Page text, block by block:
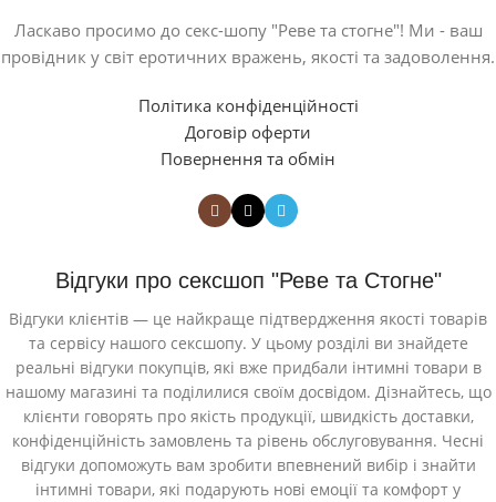
Ласкаво просимо до секс-шопу "Реве та стогне"! Ми - ваш
провідник у світ еротичних вражень, якості та задоволення.
Політика конфіденційності
Договір оферти
Повернення та обмін
Відгуки про сексшоп "Реве та Стогне"
Відгуки клієнтів — це найкраще підтвердження якості товарів
та сервісу нашого сексшопу. У цьому розділі ви знайдете
реальні відгуки покупців, які вже придбали інтимні товари в
нашому магазині та поділилися своїм досвідом. Дізнайтесь, що
клієнти говорять про якість продукції, швидкість доставки,
конфіденційність замовлень та рівень обслуговування. Чесні
відгуки допоможуть вам зробити впевнений вибір і знайти
інтимні товари, які подарують нові емоції та комфорт у